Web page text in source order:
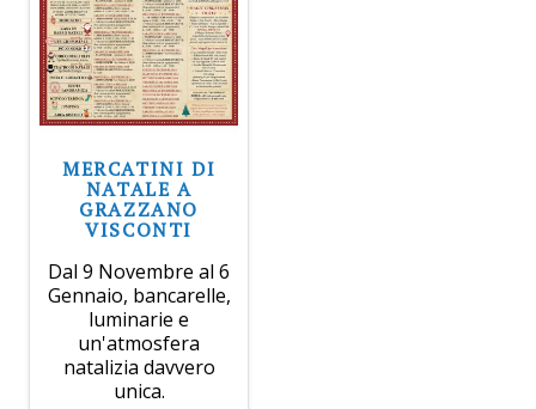
MERCATINI DI
NATALE A
GRAZZANO
VISCONTI
Dal 9 Novembre al 6
Gennaio, bancarelle,
luminarie e
un'atmosfera
natalizia davvero
unica.